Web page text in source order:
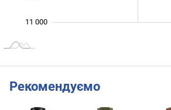
11 000
Рекомендуємо